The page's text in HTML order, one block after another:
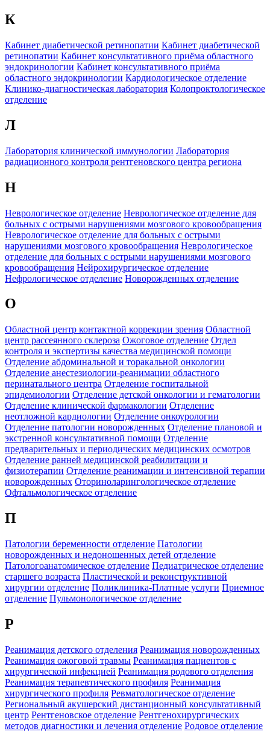
К
Кабинет диабетической ретинопатии Кабинет диабетической
ретинопатии Кабинет консультативного приёма областного
эндокринологии Кабинет консультативного приёма
областного эндокринологии Кардиологическое отделение
Клинико-диагностическая лаборатория Колопроктологическое
отделение
Л
Лаборатория клинической иммунологии Лаборатория
радиационного контроля рентгеновского центра региона
Н
Неврологическое отделение Неврологическое отделение для
больных с острыми нарушениями мозгового кровообращения
Неврологическое отделение для больных с острыми
нарушениями мозгового кровообращения Неврологическое
отделение для больных с острыми нарушениями мозгового
кровообращения Нейрохирургическое отделение
Нефрологическое отделение Новорожденных отделение
О
Областной центр контактной коррекции зрения Областной
центр рассеянного склероза Ожоговое отделение Отдел
контроля и экспертизы качества медицинской помощи
Отделение абдоминальной и торакальной онкологии
Отделение анестезиологии-реанимации областного
перинатального центра Отделение госпитальной
эпидемиологии Отделение детской онкологии и гематологии
Отделение клинической фармакологии Отделение
неотложной кардиологии Отделение онкоурологии
Отделение патологии новорожденных Отделение плановой и
экстренной консультативной помощи Отделение
предварительных и периодических медицинских осмотров
Отделение ранней медицинской реабилитации и
физиотерапии Отделение реанимации и интенсивной терапии
новорожденных Оториноларингологическое отделение
Офтальмологическое отделение
П
Патологии беременности отделение Патологии
новорожденных и недоношенных детей отделение
Патологоанатомическое отделение Педиатрическое отделение
старшего возраста Пластической и реконструктивной
хирургии отделение Поликлиника-Платные услуги Приемное
отделение Пульмонологическое отделение
Р
Реанимация детского отделения Реанимация новорожденных
Реанимация ожоговой травмы Реанимация пациентов с
хирургической инфекцией Реанимация родового отделения
Реанимация терапевтического профиля Реанимация
хирургического профиля Ревматологическое отделение
Региональный акушерский дистанционный консультативный
центр Рентгеновское отделение Рентгенохирургических
методов диагностики и лечения отделение Родовое отделение